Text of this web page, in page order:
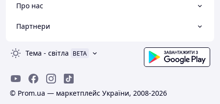
Про нас
Партнери
Тема - світла BETA
© Prom.ua — маркетплейс України, 2008-2026